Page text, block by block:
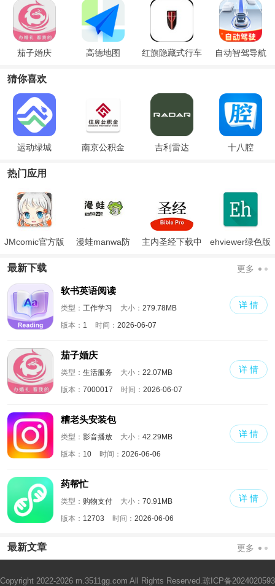
茄子婚庆 高德地图
红旗隐藏式行车
自动智驾导航
猜你喜欢
运动绿城 南京公积金 吉利雷达 十八腔
热门应用
JMcomic官方版
漫蛙manwa防
主内圣经下载中
ehviewer绿色版
最新下载 更多
软书英语阅读
类型： 工作学习 大小： 279.78MB
版本： 1 时间： 2026-06-07
详 情
茄子婚庆
类型： 生活服务 大小： 22.07MB
版本： 7000017 时间： 2026-06-07
详 情
糟老头安装包
类型： 影音播放 大小： 42.29MB
版本： 10 时间： 2026-06-06
详 情
药帮忙
类型： 购物支付 大小： 70.91MB
版本： 12703 时间： 2026-06-06
详 情
最新文章 更多
Copyright 2022-2026 m.3511gg.com All Rights Reserved. 琼ICP备2024020593